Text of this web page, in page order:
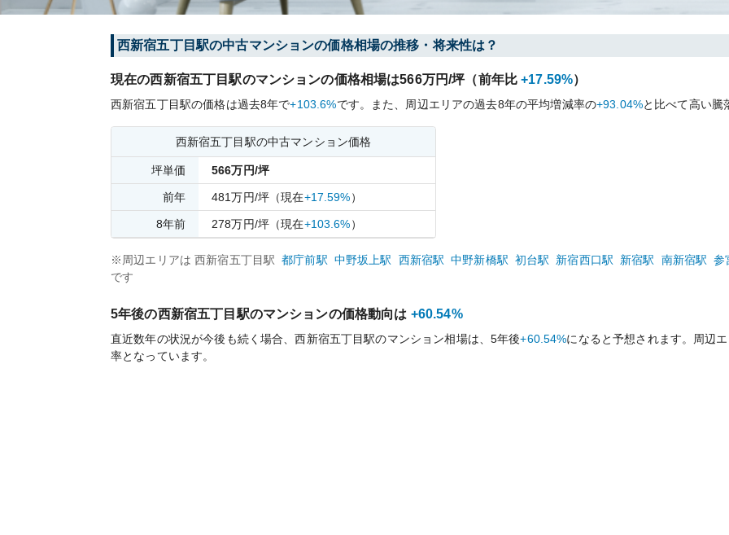
西新宿五丁目駅の中古マンションの価格相場の推移・将来性は？
現在の西新宿五丁目駅のマンションの価格相場は566万円/坪（前年比 +17.59%）
西新宿五丁目駅の価格は過去8年で+103.6%です。 また、周辺エリアの過去8年の平均増減率の+93.04%と比べて高い騰
西新宿五丁目 駅の中古マンション価格
坪単価 566万円/坪
前年 481万円/坪 （現在+17.59%）
8年前 278万円/坪 （現在+103.6%）
※周辺エリアは 西新宿五丁目駅 都庁前駅 中野坂上駅 西新宿駅 中野新橋駅 初台駅 新宿西口駅 新宿駅 南新宿駅 参
です
5年後の西新宿五丁目駅のマンションの価格動向は +60.54%
直近数年の状況が今後も続く場合、西新宿五丁目駅のマンション相場は、5年後+60.54%になると予想されます。周辺
率となっています。